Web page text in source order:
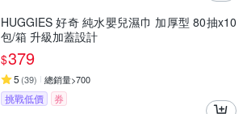
HUGGIES 好奇 純水嬰兒濕巾 加厚型 80抽x10
包/箱 升級加蓋設計
$379
5 (39) 總銷量>700
挑戰低價 券